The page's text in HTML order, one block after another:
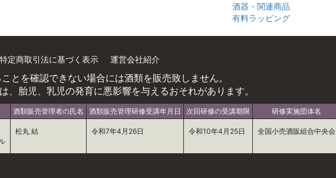
酒器・関連商品
有料ラッピング
特定商取引法に基づく表示 運営会社紹介
とを確認できない場合には酒類を販売致しません。
、胎児、乳児の発育に悪影響を与えるおそれがあります。
酒類販売管理者の氏名
松丸 結
酒類販売管理研修受講年月日
令和7年4月26日
次回研修の受講期限
令和10年4月25日
研修実施団体名
全国小売酒販組合中央会